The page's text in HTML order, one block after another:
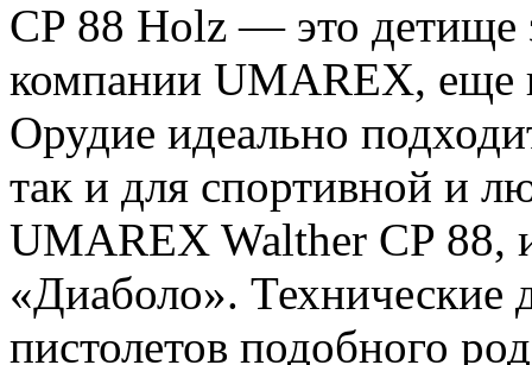
CP 88 Holz — это детище
компании UMAREX, еще
Орудие идеально
так и для спортивной и
UMAREX Walther CP 88,
«Диаболо». Технические
пистолетов подобного